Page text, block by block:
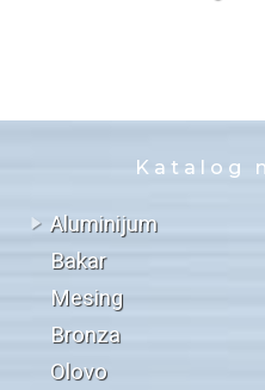
Katalog
Aluminijum
Bakar
Mesing
Bronza
Olovo